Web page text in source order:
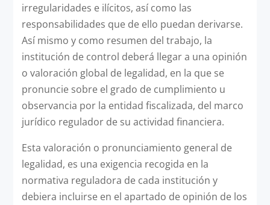
irregularidades e ilícitos, así como las
responsabilidades que de ello puedan derivarse.
Así mismo y como resumen del trabajo, la
institución de control deberá llegar a una opinión
o valoración global de legalidad, en la que se
pronuncie sobre el grado de cumplimiento u
observancia por la entidad fiscalizada, del marco
jurídico regulador de su actividad financiera.
Esta valoración o pronunciamiento general de
legalidad, es una exigencia recogida en la
normativa reguladora de cada institución y
debiera incluirse en el apartado de opinión de los